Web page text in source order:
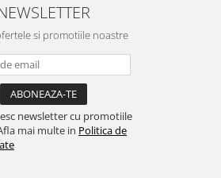
si promotiile noastre
newsletter cu promotiile
mai multe in Politica de